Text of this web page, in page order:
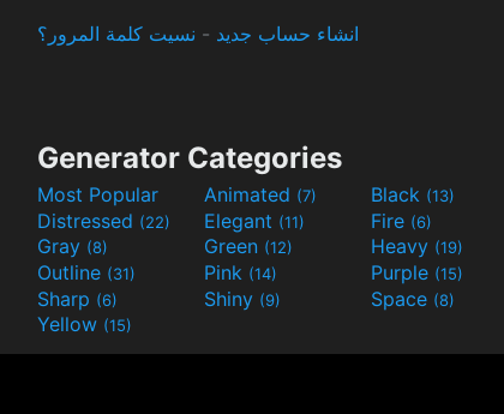
انشاء حساب جديد - نسيت كلمة المرور؟
Generator Categories
Most Popular Animated (7) Black (13)
Distressed (22) Elegant (11) Fire (6)
Gray (8) Green (12) Heavy (19)
Outline (31) Pink (14) Purple (15)
Sharp (6) Shiny (9) Space (8)
Yellow (15)